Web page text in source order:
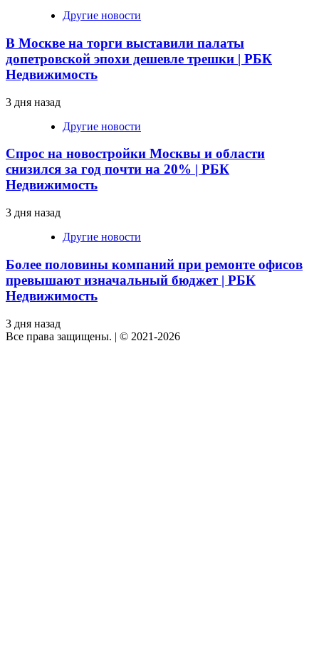
Другие новости
В Москве на торги выставили палаты
допетровской эпохи дешевле трешки | РБК
Недвижимость
3 дня назад
Другие новости
Спрос на новостройки Москвы и области
снизился за год почти на 20% | РБК
Недвижимость
3 дня назад
Другие новости
Более половины компаний при ремонте офисов
превышают изначальный бюджет | РБК
Недвижимость
3 дня назад
Все права защищены. | © 2021-2026